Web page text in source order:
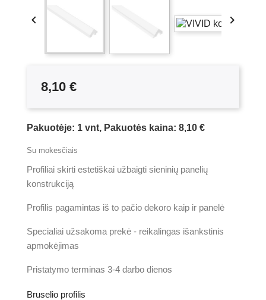
 
8,10 €
Pakuotėje: 1 vnt, Pakuotės kaina: 8,10 €
Su mokesčiais
Profiliai skirti estetiškai užbaigti sieninių panelių
konstrukciją
Profilis pagamintas iš to pačio dekoro kaip ir panelė
Specialiai užsakoma prekė - reikalingas išankstinis
apmokėjimas
Pristatymo terminas 3-4 darbo dienos
Bruselio profilis